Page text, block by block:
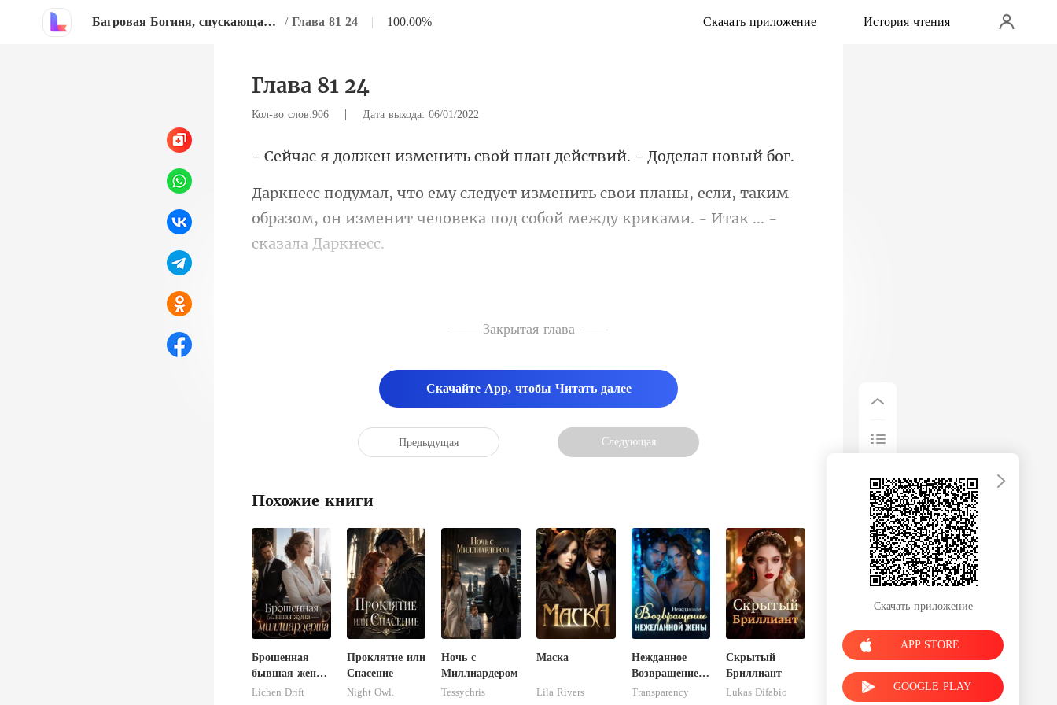
Багровая Богиня, спускающаяся во тьму желаний / Глава 81 24 | 100.00% Скачать приложение История чтения
Глава 81 24
Кол-во слов:906 | Дата выхода: 06/01/2022
нить свой план действи
аны, если, таким
образом, он изменит человека под
—— Закрытая глава ——
Скачайте App, чтобы Читать далее
Предыдущая Следующая
Похожие книги
Брошенная
бывшая жена -
миллиардерша
Lichen Drift
Проклятие или
Спасение
Night Owl.
Ночь с
Миллиардером
Tessychris
Маска
Lila Rivers
Нежданное
Возвращение
Нежеланной
Transparency
Скрытый
Бриллиант
Lukas Difabio
Скачать приложение
APP STORE
GOOGLE PLAY